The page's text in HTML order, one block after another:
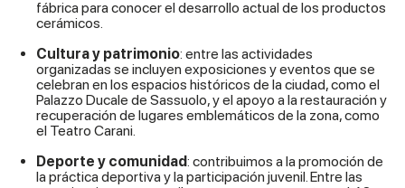
fábrica para conocer el desarrollo actual de los productos
cerámicos.
Cultura y patrimonio: entre las actividades
organizadas se incluyen exposiciones y eventos que se
celebran en los espacios históricos de la ciudad, como el
Palazzo Ducale de Sassuolo, y el apoyo a la restauración y
recuperación de lugares emblemáticos de la zona, como
el Teatro Carani.
Deporte y comunidad: contribuimos a la promoción de
la práctica deportiva y la participación juvenil. Entre las